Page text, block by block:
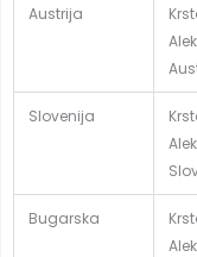
Austrija
Slovenija
Bugarska